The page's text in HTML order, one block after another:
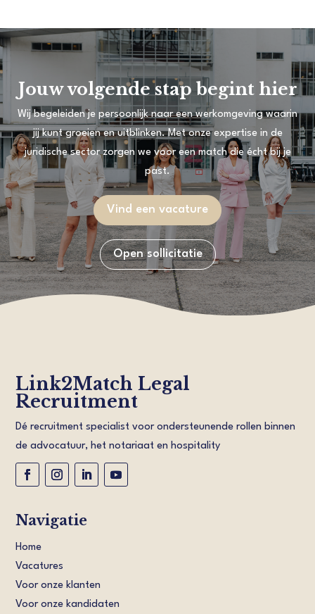
Jouw volgende stap begint hier
Wij begeleiden je persoonlijk naar een werkomgeving waarin
jij kunt groeien en uitblinken. Met onze expertise in de
juridische sector zorgen we voor een match die écht bij je
past.
Vind een vacature
Open sollicitatie
Link2Match Legal
Recruitment
Dé recruitment specialist voor ondersteunende rollen binnen
de advocatuur, het notariaat en hospitality
Navigatie
Home
Vacatures
Voor onze klanten
Voor onze kandidaten